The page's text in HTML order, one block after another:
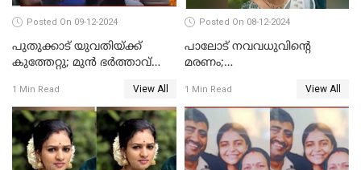
Posted On 09-12-2024
പുതുക്കാട് യുവതിയ്ക്ക്
കുത്തേറ്റു; മുൻ ഭർത്താവ്
1 Min Read View All
Posted On 08-12-2024
പാലോട് നവവധുവിന്റെ
മരണം;
സ്ഥിരീകരിച്ച് പൊലീസ്
1 Min Read View All